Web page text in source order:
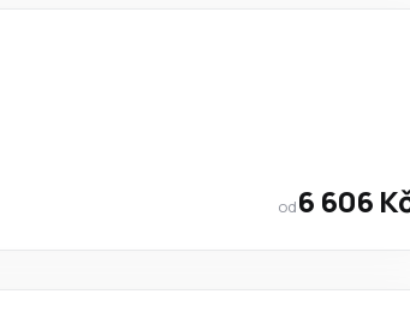
od6 606